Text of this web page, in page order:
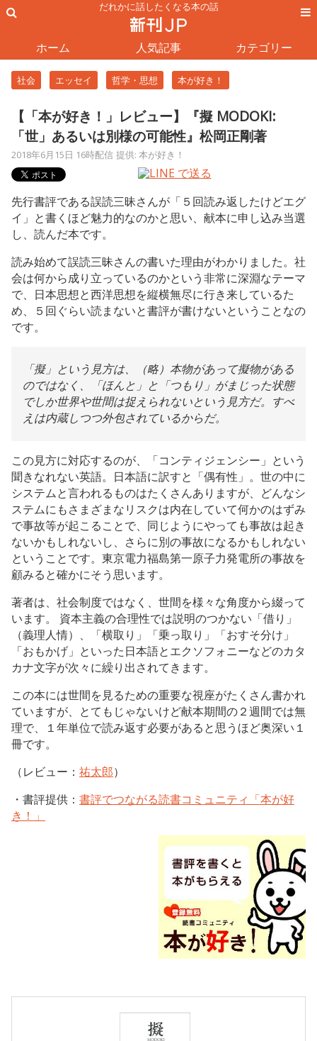
だれかに話したくなる本の話
ホーム 人気記事 カテゴリー
社会 エッセイ 哲学・思想 本が好き！
【「本が好き！」レビュー】『擬 MODOKI:
「世」あるいは別様の可能性』松岡正剛著
2018年6月15日 16時配信 提供: 本が好き！
先行書評である誤読三昧さんが「５回読み返したけどエグ
イ」と書くほど魅力的なのかと思い、献本に申し込み当選
し、読んだ本です。
読み始めて誤読三昧さんの書いた理由がわかりました。社
会は何から成り立っているのかという非常に深淵なテーマ
で、日本思想と西洋思想を縦横無尽に行き来しているた
め、５回ぐらい読まないと書評が書けないということなの
です。
「擬」という見方は、（略）本物があって擬物がある
のではなく、「ほんと」と「つもり」がまじった状態
でしか世界や世間は捉えられないという見方だ。すべ
えは内蔵しつつ外包されているからだ。
この見方に対応するのが、「コンティジェンシー」という
聞きなれない英語。日本語に訳すと「偶有性」。世の中に
システムと言われるものはたくさんありますが、どんなシ
ステムにもさまざまなリスクは内在していて何かのはずみ
で事故等が起こることで、同じようにやっても事故は起き
ないかもしれないし、さらに別の事故になるかもしれない
ということです。東京電力福島第一原子力発電所の事故を
顧みると確かにそう思います。
著者は、社会制度ではなく、世間を様々な角度から綴って
います。 資本主義の合理性では説明のつかない「借り」
（義理人情）、「横取り」「乗っ取り」「おすそ分け」
「おもかげ」といった日本語とエクソフォニーなどのカタ
カナ文字が次々に繰り出されてきます。
この本には世間を見るための重要な視座がたくさん書かれ
ていますが、とてもじゃないけど献本期間の２週間では無
理で、１年単位で読み返す必要があると思うほど奥深い１
冊です。
（レビュー： 祐太郎）
・書評提供： 書評でつながる読書コミュニティ「本が好
き！」